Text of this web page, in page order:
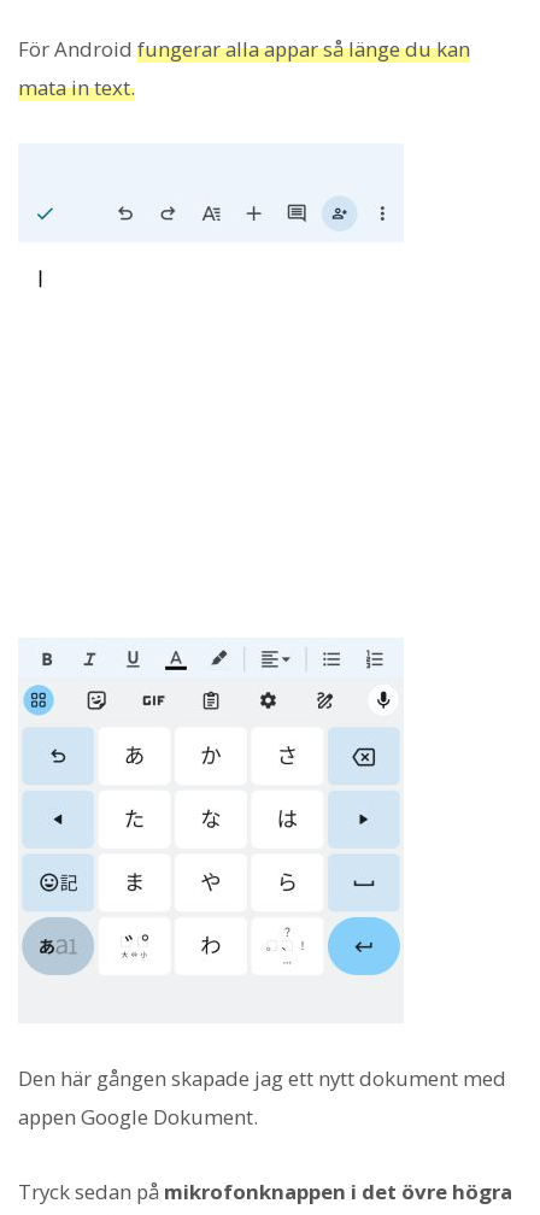
För Android fungerar alla appar så länge du kan
mata in text.
Den här gången skapade jag ett nytt dokument med
appen Google Dokument.
Tryck sedan på mikrofonknappen i det övre högra